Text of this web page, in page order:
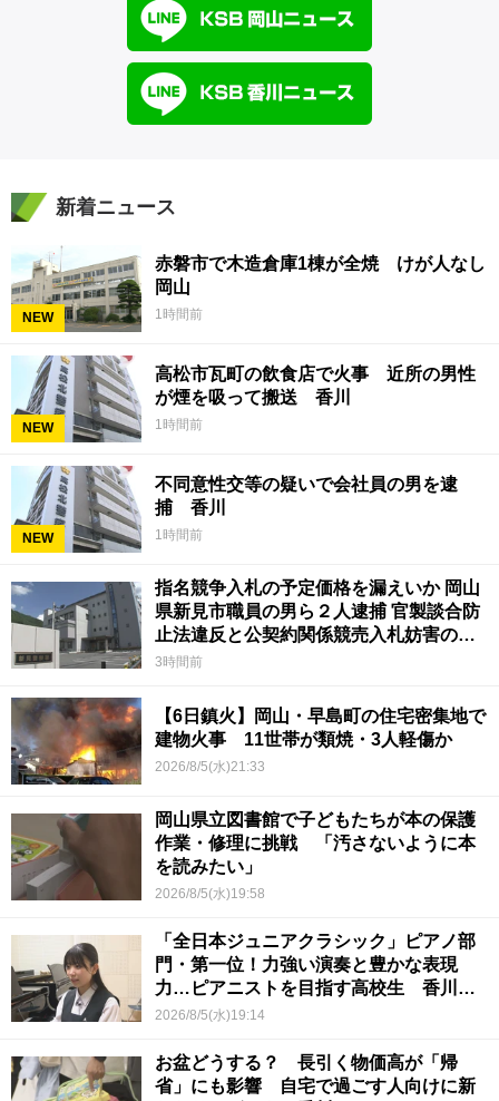
新着ニュース
NEW
赤磐市で木造倉庫1棟が全焼 けが人なし
岡山
1時間前
NEW
高松市瓦町の飲食店で火事 近所の男性
が煙を吸って搬送 香川
1時間前
NEW
不同意性交等の疑いで会社員の男を逮
捕 香川
1時間前
指名競争入札の予定価格を漏えいか 岡山
県新見市職員の男ら２人逮捕 官製談合防
止法違反と公契約関係競売入札妨害の疑
い
3時間前
【6日鎮火】岡山・早島町の住宅密集地で
建物火事 11世帯が類焼・3人軽傷か
2026/8/5(水)21:33
岡山県立図書館で子どもたちが本の保護
作業・修理に挑戦 「汚さないように本
を読みたい」
2026/8/5(水)19:58
「全日本ジュニアクラシック」ピアノ部
門・第一位！力強い演奏と豊かな表現
力…ピアニストを目指す高校生 香川
【青春のキセキ】
2026/8/5(水)19:14
お盆どうする？ 長引く物価高が「帰
省」にも影響 自宅で過ごす人向けに新